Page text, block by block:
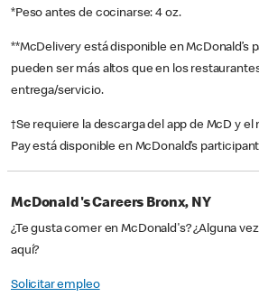
*Peso antes de cocinarse: 4 oz.
**McDelivery está disponible en McDonald’s
pueden ser más altos que en los
entrega/servicio.
†Se requiere la descarga del app de McD y
Pay está disponible en McDonald’s
McDonald's Careers Bronx, NY
¿Te gusta comer en McDonald's? ¿Alguna
aquí?
Solicitar empleo